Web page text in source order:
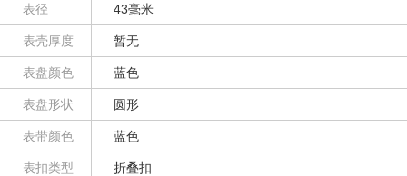
表径 43毫米
表壳厚度 暂无
表盘颜色 蓝色
表盘形状 圆形
表带颜色 蓝色
表扣类型 折叠扣